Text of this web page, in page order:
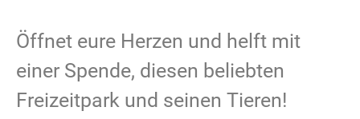
Öffnet eure Herzen und helft mit
einer Spende, diesen beliebten
Freizeitpark und seinen Tieren!